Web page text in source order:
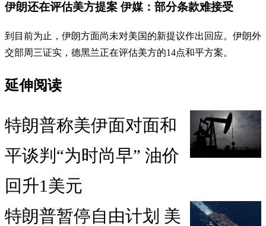
伊朗还在评估美方提案 伊媒：部分条款难接受
到目前为止，伊朗方面尚未对美国的新提议作出回应。伊朗外
交部周三证实，德黑兰正在评估美方的14点和平方案。
延伸阅读
特朗普称美伊面对面和
平谈判“为时尚早” 油价
回升1美元
特朗普暂停自由计划 美